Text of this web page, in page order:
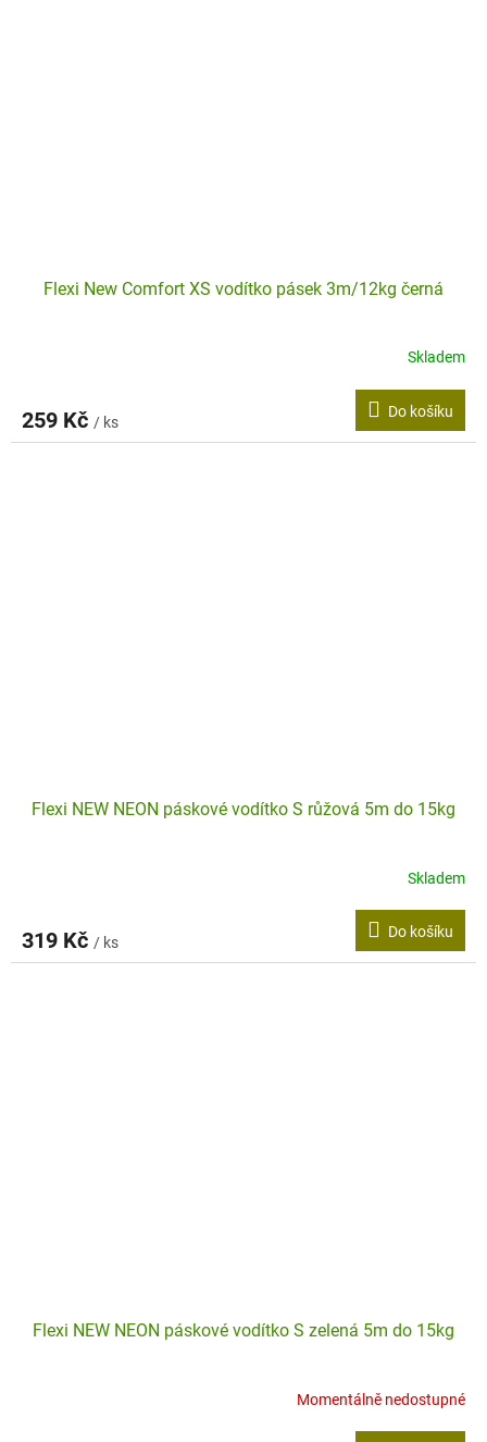
Flexi New Comfort XS vodítko pásek 3m/12kg černá
Skladem
259 Kč / ks
Do košíku
Flexi NEW NEON páskové vodítko S růžová 5m do 15kg
Skladem
319 Kč / ks
Do košíku
Flexi NEW NEON páskové vodítko S zelená 5m do 15kg
Momentálně nedostupné